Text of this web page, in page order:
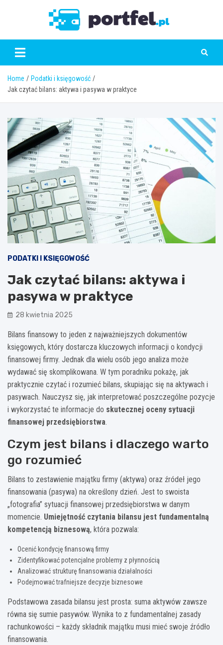
Home
Podatki i księgowość
Jak czytać bilans: aktywa i pasywa w praktyce
PODATKI I KSIĘGOWOŚĆ
Jak czytać bilans: aktywa i
pasywa w praktyce
28 kwietnia 2025
Bilans finansowy to jeden z najważniejszych dokumentów
księgowych, który dostarcza kluczowych informacji o kondycji
finansowej firmy. Jednak dla wielu osób jego analiza może
wydawać się skomplikowana. W tym poradniku pokażę, jak
praktycznie czytać i rozumieć bilans, skupiając się na aktywach i
pasywach. Nauczysz się, jak interpretować poszczególne pozycje
i wykorzystać te informacje do skutecznej oceny sytuacji
finansowej przedsiębiorstwa.
Czym jest bilans i dlaczego warto
go rozumieć
Bilans to zestawienie majątku firmy (aktywa) oraz źródeł jego
finansowania (pasywa) na określony dzień. Jest to swoista
„fotografia” sytuacji finansowej przedsiębiorstwa w danym
momencie. Umiejętność czytania bilansu jest fundamentalną
kompetencją biznesową, która pozwala:
Ocenić kondycję finansową firmy
Zidentyfikować potencjalne problemy z płynnością
Analizować strukturę finansowania działalności
Podejmować trafniejsze decyzje biznesowe
Podstawowa zasada bilansu jest prosta: suma aktywów zawsze
równa się sumie pasywów. Wynika to z fundamentalnej zasady
rachunkowości – każdy składnik majątku musi mieć swoje źródło
finansowania.